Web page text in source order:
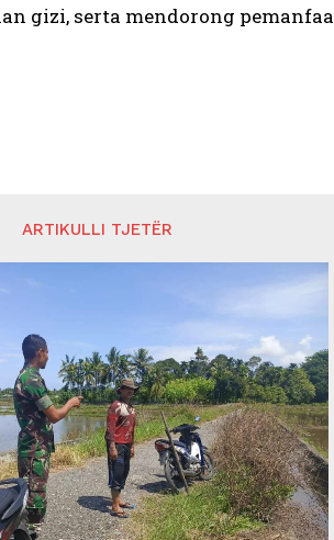
gizi, serta mendorong
ARTIKULLI TJETËR